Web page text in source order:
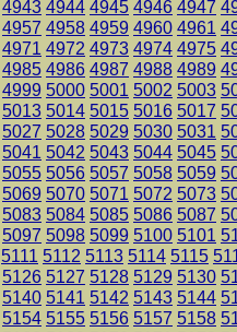
4943 4944 4945 4946 4947
4957 4958 4959 4960 4961
4971 4972 4973 4974 4975
4985 4986 4987 4988 4989
4999 5000 5001 5002 5003
5013 5014 5015 5016 5017
5027 5028 5029 5030 5031
5041 5042 5043 5044 5045
5055 5056 5057 5058 5059
5069 5070 5071 5072 5073
5083 5084 5085 5086 5087
5097 5098 5099 5100 5101
5111 5112 5113 5114 5115
5126 5127 5128 5129 5130
5140 5141 5142 5143 5144
5154 5155 5156 5157 5158